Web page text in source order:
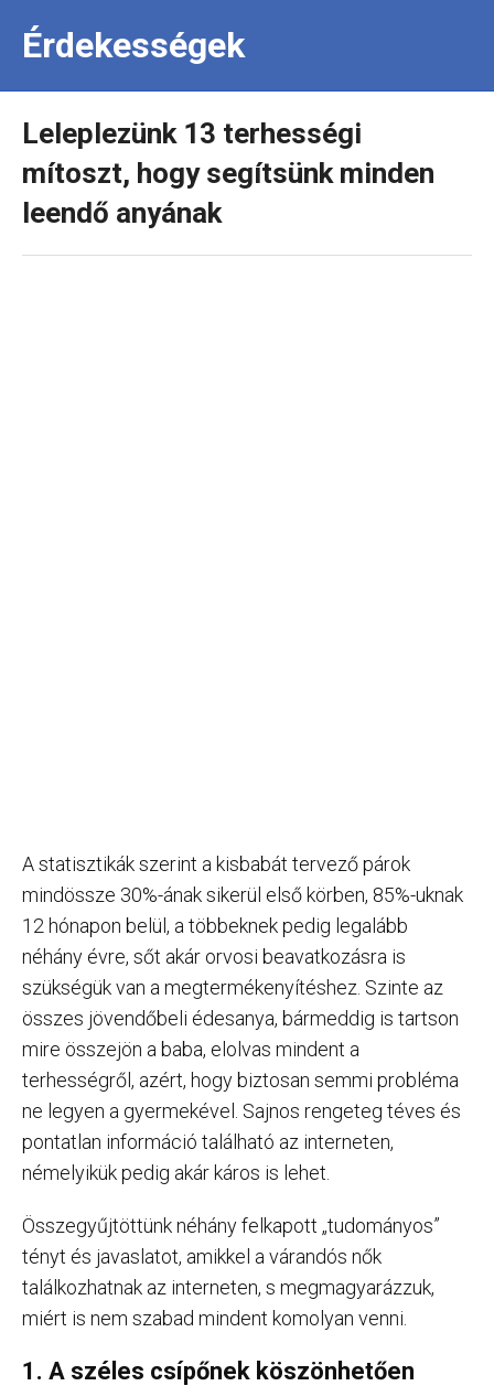
Érdekességek
Leleplezünk 13 terhességi
mítoszt, hogy segítsünk minden
leendő anyának
A statisztikák szerint a kisbabát tervező párok
mindössze 30%-ának sikerül első körben, 85%-uknak
12 hónapon belül, a többeknek pedig legalább
néhány évre, sőt akár orvosi beavatkozásra is
szükségük van a megtermékenyítéshez. Szinte az
összes jövendőbeli édesanya, bármeddig is tartson
mire összejön a baba, elolvas mindent a
terhességről, azért, hogy biztosan semmi probléma
ne legyen a gyermekével. Sajnos rengeteg téves és
pontatlan információ található az interneten,
némelyikük pedig akár káros is lehet.
Összegyűjtöttünk néhány felkapott „tudományos”
tényt és javaslatot, amikkel a várandós nők
találkozhatnak az interneten, s megmagyarázzuk,
miért is nem szabad mindent komolyan venni.
1. A széles csípőnek köszönhetően